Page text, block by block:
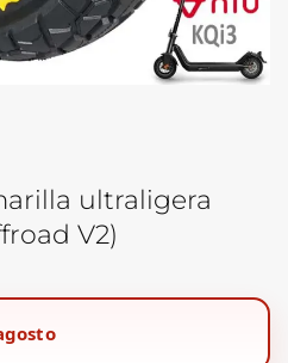
ultraligera
V2)